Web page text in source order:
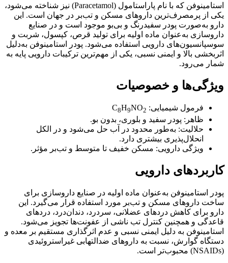
استامینوفن که با نام پاراستامول (Paracetamol) نیز شناخته می‌شود،
یکی از پرمصرف‌ترین داروهای مسکن و تب‌بر در جهان است. این
دارو به‌صورت پودر سفیدرنگ و بی‌بو موجود است و در صنایع
داروسازی به‌عنوان ماده اولیه برای تولید قرص، کپسول، شربت و
سوسپانسیون‌های دارویی استفاده می‌شود. پودر استامینوفن به‌دلیل
اثربخشی بالا و ایمنی نسبی، یکی از مهم‌ترین ترکیبات دارویی پایه به
شمار می‌رود.
ویژگی‌ها و خصوصیات
فرمول شیمیایی: C8H9NO2
ظاهر: پودر سفید و بلوری، بدون بو.
حلالیت: به‌طور محدود در آب حل می‌شود و در الکل
انحلال‌پذیری بیشتری دارد.
ویژگی دارویی: مسکن خفیف تا متوسط و تب‌بر مؤثر.
کاربردهای دارویی
پودر استامینوفن به‌عنوان ماده اولیه در صنایع داروسازی برای
ساخت داروهای مسکن و تب‌بر مورد استفاده قرار می‌گیرد. این
دارو برای کاهش دردهای عضلانی، سردرد، دندان‌درد، دردهای
قاعدگی و همچنین کنترل تب ناشی از عفونت‌ها تجویز می‌شود.
استامینوفن به دلیل ایمنی نسبی و عدم اثرگذاری مستقیم بر معده و
دستگاه گوارش، نسبت به داروهای ضدالتهابی غیراستروئیدی
(NSAIDs) محبوب‌تر است.